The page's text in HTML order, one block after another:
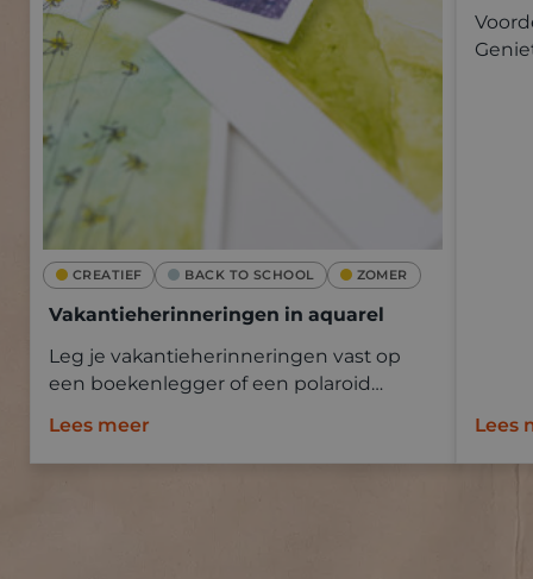
CREATIEF BACK TO SCHOOL ZOMER
Vakantieherinneringen in aquarel
Leg je vakantieherinneringen vast op
een boekenlegger of een polaroid
Neem mee op vakantie en schilder ter
plaatse of baseer je op een foto.
Lees meer Lees